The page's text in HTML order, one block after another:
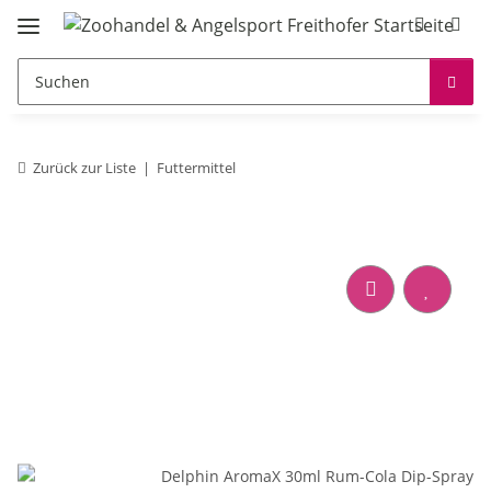
Zurück zur Liste Futtermittel